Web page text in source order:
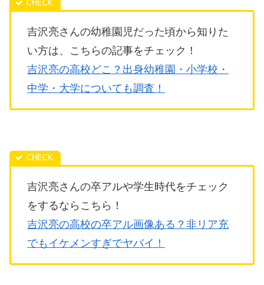
吉沢亮さんの幼稚園児だった頃から知りた
い方は、こちらの記事をチェック！
吉沢亮の高校どこ？出身幼稚園・小学校・
中学・大学についても調査！
吉沢亮さんの卒アルや学生時代をチェック
をするならこちら！
吉沢亮の高校の卒アル画像ある？非リア充
でもイケメンすぎでヤバイ！